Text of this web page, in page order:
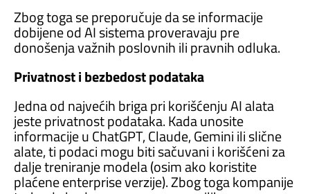
Zbog toga se preporučuje da se informacije
dobijene od AI sistema proveravaju pre
donošenja važnih poslovnih ili pravnih odluka.
Privatnost i bezbedost podataka
Jedna od najvećih briga pri korišćenju AI alata
jeste privatnost podataka. Kada unosite
informacije u ChatGPT, Claude, Gemini ili slične
alate, ti podaci mogu biti sačuvani i korišćeni za
dalje treniranje modela (osim ako koristite
plaćene enterprise verzije). Zbog toga kompanije